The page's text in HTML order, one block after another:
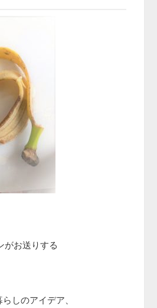
がお送りする
しのアイデア、